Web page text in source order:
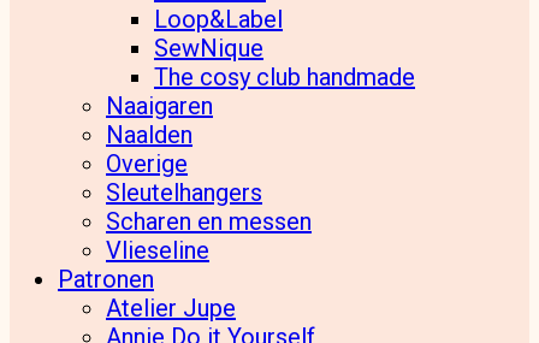
Loop&Label
SewNique
The cosy club handmade
Naaigaren
Naalden
Overige
Sleutelhangers
Scharen en messen
Vlieseline
Patronen
Atelier Jupe
Annie Do it Yourself